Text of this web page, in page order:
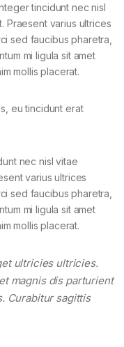
tincidunt nec nisl
Praesent varius ultrices
sed faucibus pharetra,
mi ligula sit amet
mollis placerat.
eu tincidunt erat
nec nisl vitae
varius ultrices
sed faucibus pharetra,
mi ligula sit amet
mollis placerat.
ultricies ultricies.
magnis dis parturient
Curabitur sagittis